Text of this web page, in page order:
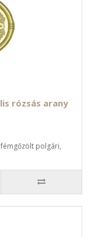
rózsás arany
polgári,